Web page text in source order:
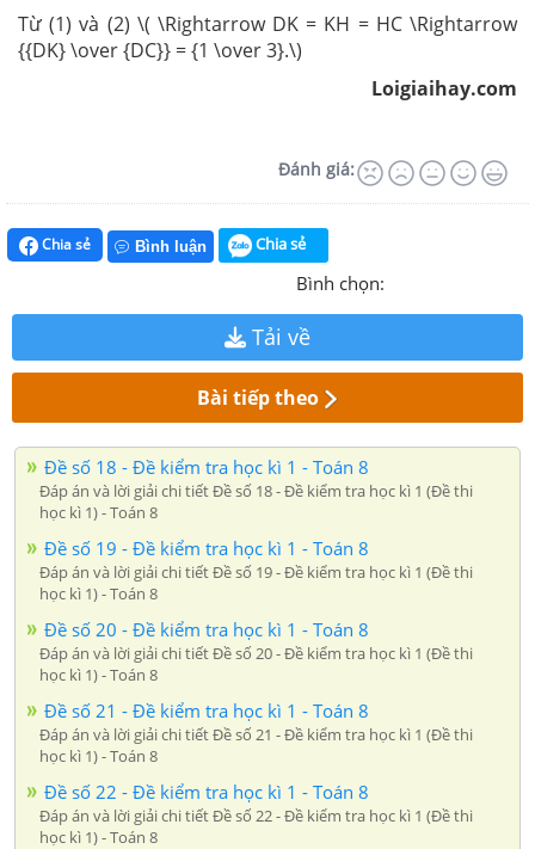
Từ (1) và (2) \( \Rightarrow DK = KH = HC \Rightarrow
{{DK} \over {DC}} = {1 \over 3}.\)
Loigiaihay.com
Đánh giá:
Chia sẻ Bình luận Chia sẻ
Bình chọn:
Tải về
Bài tiếp theo
Đề số 18 - Đề kiểm tra học kì 1 - Toán 8
Đáp án và lời giải chi tiết Đề số 18 - Đề kiểm tra học kì 1 (Đề thi
học kì 1) - Toán 8
Đề số 19 - Đề kiểm tra học kì 1 - Toán 8
Đáp án và lời giải chi tiết Đề số 19 - Đề kiểm tra học kì 1 (Đề thi
học kì 1) - Toán 8
Đề số 20 - Đề kiểm tra học kì 1 - Toán 8
Đáp án và lời giải chi tiết Đề số 20 - Đề kiểm tra học kì 1 (Đề thi
học kì 1) - Toán 8
Đề số 21 - Đề kiểm tra học kì 1 - Toán 8
Đáp án và lời giải chi tiết Đề số 21 - Đề kiểm tra học kì 1 (Đề thi
học kì 1) - Toán 8
Đề số 22 - Đề kiểm tra học kì 1 - Toán 8
Đáp án và lời giải chi tiết Đề số 22 - Đề kiểm tra học kì 1 (Đề thi
học kì 1) - Toán 8